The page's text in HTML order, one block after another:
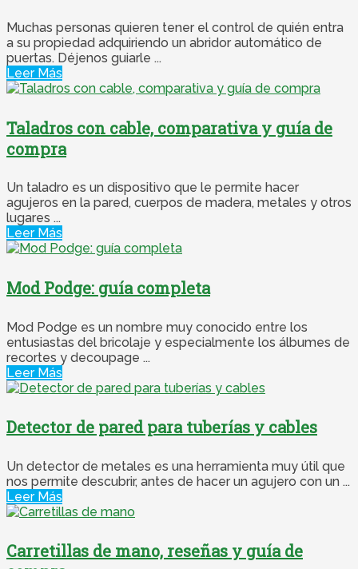
Muchas personas quieren tener el control de quién entra
a su propiedad adquiriendo un abridor automático de
puertas. Déjenos guiarle ...
Leer Más
Taladros con cable, comparativa y guía de
compra
Un taladro es un dispositivo que le permite hacer
agujeros en la pared, cuerpos de madera, metales y otros
lugares ...
Leer Más
Mod Podge: guía completa
Mod Podge es un nombre muy conocido entre los
entusiastas del bricolaje y especialmente los álbumes de
recortes y decoupage ...
Leer Más
Detector de pared para tuberías y cables
Un detector de metales es una herramienta muy útil que
nos permite descubrir, antes de hacer un agujero con un ...
Leer Más
Carretillas de mano, reseñas y guía de